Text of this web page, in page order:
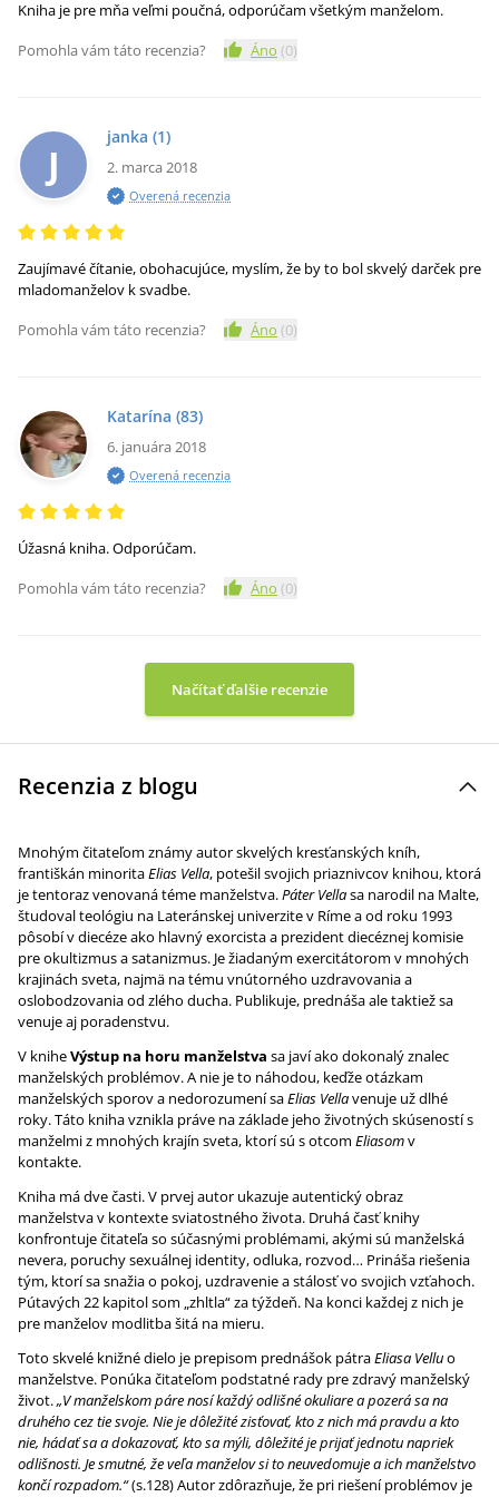
Kniha je pre mňa veľmi poučná, odporúčam všetkým manželom.
Pomohla vám táto recenzia?
Áno (0)
J
janka (1)
2. marca 2018
Overená recenzia
Zaujímavé čítanie, obohacujúce, myslím, že by to bol skvelý darček pre
mladomanželov k svadbe.
Pomohla vám táto recenzia?
Áno (0)
Katarína (83)
6. januára 2018
Overená recenzia
Úžasná kniha. Odporúčam.
Pomohla vám táto recenzia?
Áno (0)
Načítať ďalšie recenzie
Recenzia z blogu
Mnohým čitateľom známy autor skvelých kresťanských kníh,
františkán minoritaElias Vella, potešil svojich priaznivcov knihou, ktorá
je tentoraz venovaná téme manželstva.Páter Vellasa narodil na Malte,
študoval teológiu na Lateránskej univerzite v Ríme a od roku 1993
pôsobí v diecéze ako hlavný exorcista a prezident diecéznej komisie
pre okultizmus a satanizmus. Je žiadaným exercitátorom v mnohých
krajinách sveta, najmä na tému vnútorného uzdravovania a
oslobodzovania od zlého ducha. Publikuje, prednáša ale taktiež sa
venuje aj poradenstvu.
V kniheVýstup na horu manželstva sa javí ako dokonalý znalec
manželských problémov. A nie je to náhodou, keďže otázkam
manželských sporov a nedorozumení saElias Vellavenuje už dlhé
roky. Táto kniha vznikla práve na základe jeho životných skúseností s
manželmi z mnohých krajín sveta, ktorí sú s otcom Eliasomv
kontakte.
Kniha má dve časti. V prvej autor ukazuje autentický obraz
manželstva v kontexte sviatostného života. Druhá časť knihy
konfrontuje čitateľa so súčasnými problémami, akými sú manželská
nevera, poruchy sexuálnej identity, odluka, rozvod… Prináša riešenia
tým, ktorí sa snažia o pokoj, uzdravenie a stálosť vo svojich vzťahoch.
Pútavých 22 kapitol som „zhltla“ za týždeň. Na konci každej z nich je
pre manželov modlitba šitá na mieru.
Toto skvelé knižné dielo je prepisom prednášok pátraEliasa Velluo
manželstve. Ponúka čitateľom podstatné rady pre zdravý manželský
život.„V manželskom páre nosí každý odlišné okuliare a pozerá sa na
druhého cez tie svoje. Nie je dôležité zisťovať, kto z nich má pravdu a kto
nie, hádať sa a dokazovať, kto sa mýli, dôležité je prijať jednotu napriek
odlišnosti. Je smutné, že veľa manželov si to neuvedomuje a ich manželstvo
končí rozpadom.“(s.128) Autor zdôrazňuje, že pri riešení problémov je